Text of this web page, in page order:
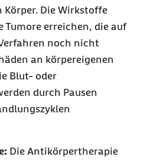
Körper. Die Wirkstoffe
Tumore erreichen, die auf
noch nicht
an körpereigenen
Blut- oder
durch Pausen
Die Antikörpertherapie